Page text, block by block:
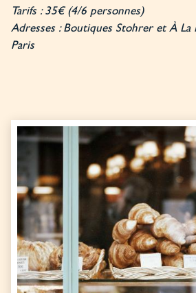
Tarifs : 35€ (4/6 personnes)
Adresses : Boutiques Stohrer et À La
Paris